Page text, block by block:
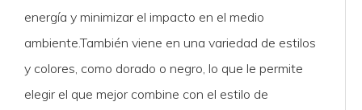
energía y minimizar el impacto en el medio
ambiente.También viene en una variedad de estilos
y colores, como dorado o negro, lo que le permite
elegir el que mejor combine con el estilo de